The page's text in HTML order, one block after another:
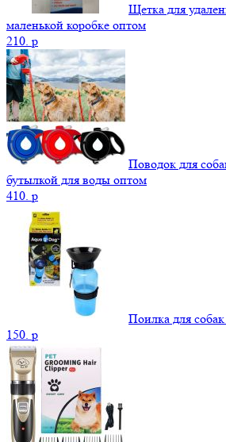
Щетка для
маленькой коробке оптом
210. p
Поводок для
бутылкой для воды оптом
410. p
Поилка для
150. p